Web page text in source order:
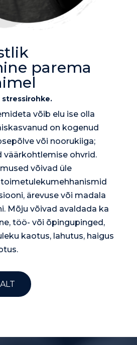
parema
stressirohke.
võib elu ise olla
on kogenud
või noorukiiga;
väärkohtlemise ohvrid.
võivad üle
ärevuse või madala
Mõju võivad avaldada ka
töö- või õpingupinged,
kaotus, lahutus, haigus